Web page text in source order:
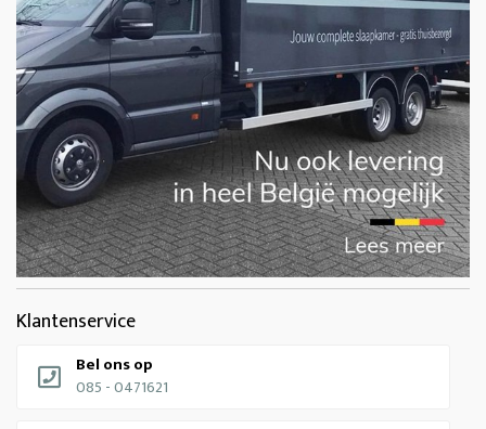
Klantenservice
Bel ons op
085 - 0471621